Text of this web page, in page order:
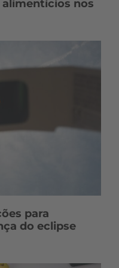
alimentícios nos
para
do eclipse